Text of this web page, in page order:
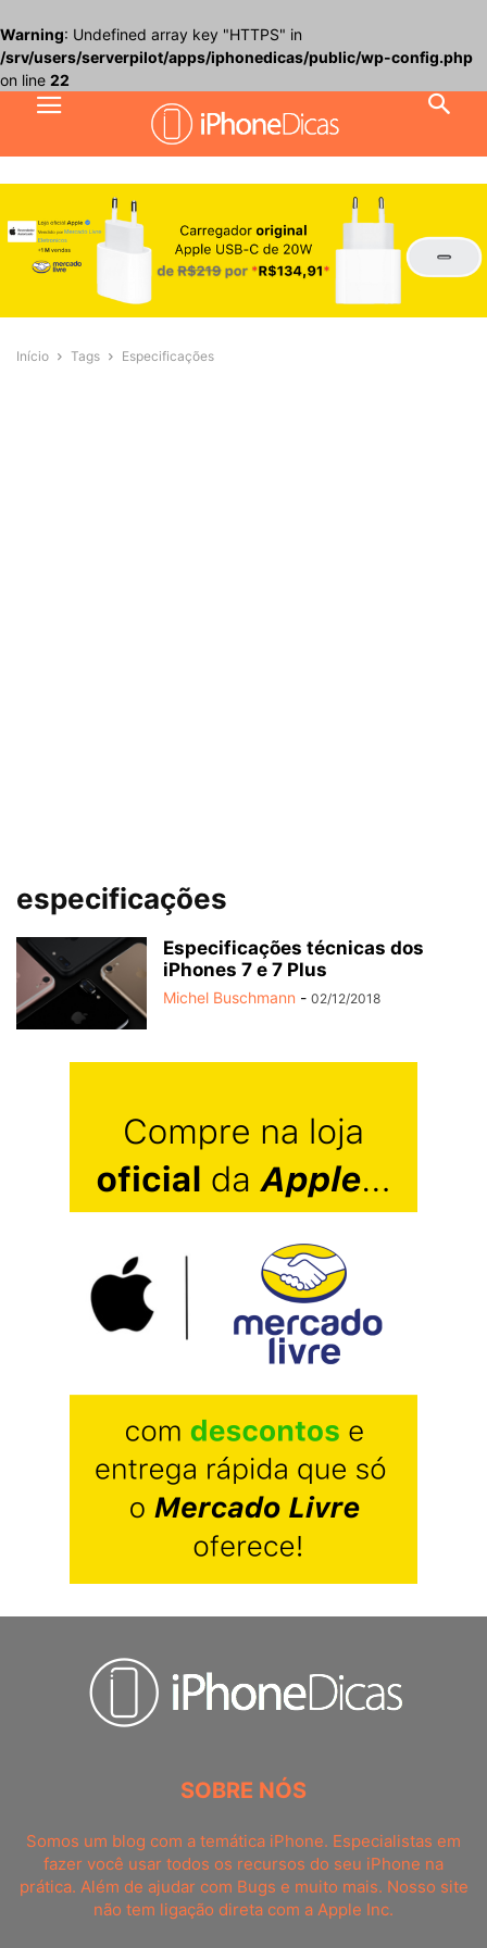
Warning: Undefined array key "HTTPS" in
/srv/users/serverpilot/apps/iphonedicas/public/wp-config.php
on line 22
Início Tags Especificações
especificações
Especificações técnicas dos
iPhones 7 e 7 Plus
Michel Buschmann - 02/12/2018
SOBRE NÓS
Somos um blog com a temática iPhone. Especialistas em
fazer você usar todos os recursos do seu iPhone na
prática. Além de ajudar com Bugs e muito mais. Nosso site
não tem ligação direta com a Apple Inc.